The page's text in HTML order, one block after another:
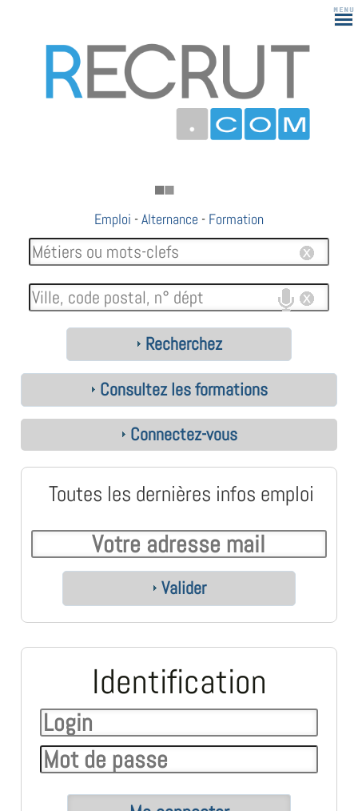
Emploi -Alternance - Formation
Recherchez
Consultez les formations
Connectez-vous
Toutes les dernières infos emploi
Valider
Identification